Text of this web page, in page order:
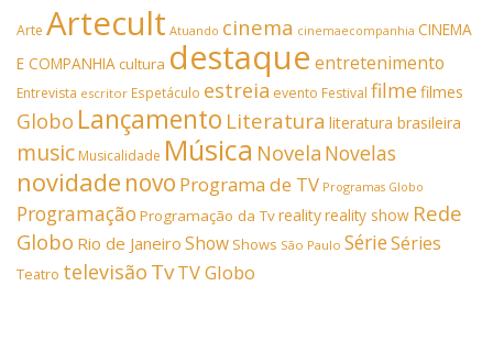
Arte Artecult Atuando cinema cinemaecompanhia CINEMA
E COMPANHIAcultura destaque entretenimento
Entrevista escritor Espetáculo estreia evento Festival filmefilmes
Globo Lançamento Literatura literatura brasileira
music Musicalidade Música Novela Novelas
novidade novo Programa de TV Programas Globo
Programação Programação da Tvrealityreality show Rede
Globo Rio de Janeiro Show Shows São Paulo SérieSéries
Teatro televisão TvTV Globo